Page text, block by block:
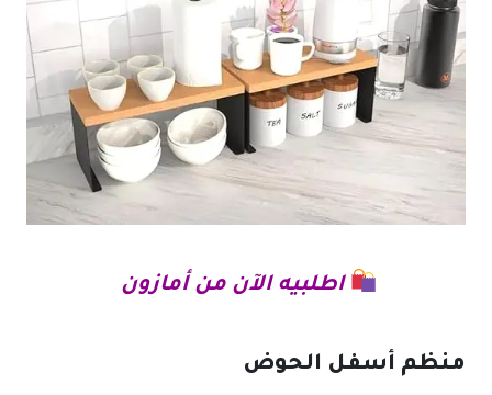
اطلبيه الآن من أمازون
منظم أسفل الحوض